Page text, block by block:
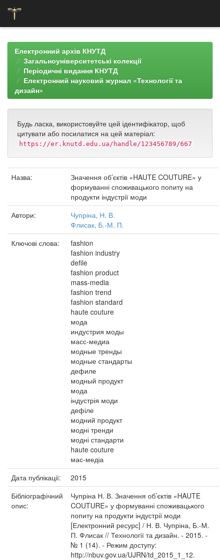
navigationЕлектронний архів КНУТД
Загальноуніверситетські колекції
Періодичні видання КНУТД
Електронний науковий журнал «Технології та
дизайн»
Будь ласка, використовуйте цей ідентифікатор, щоб
цитувати або посилатися на цей матеріал:
https://er.knutd.edu.ua/handle/123456789/667
Назва:
Значення об’єктів «HAUTE COUTURE» у
формуванні споживацького попиту на
продукти індустрії моди
Автори:
Чупріна, Н. В.
Флисак, Б.-М. П.
Ключові слова:
fashion
fashion industry
defile
fashion product
mass-media
fashion trend
fashion standard
haute couture
мода
индустрия моды
масс-медиа
модные тренды
модные стандарты
дефиле
модный продукт
мода
індустрія моди
дефіле
модний продукт
модні тренди
модні стандарти
haute couture
мас-медіа
Дата публікації:
2015
Бібліографічний
опис:
Чупріна Н. В. Значення об’єктів «HAUTE
COUTURE» у формуванні споживацького
попиту на продукти індустрії моди
[Електронний ресурс] / Н. В. Чупріна, Б.-М.
П. Флисак // Технології та дизайн. - 2015. -
№ 1 (14). - Режим доступу:
http://nbuv.gov.ua/UJRN/td_2015_1_12.